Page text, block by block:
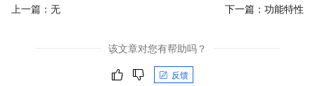
上一篇：无 下一篇： 功能特性
该文章对您有帮助吗？
反馈